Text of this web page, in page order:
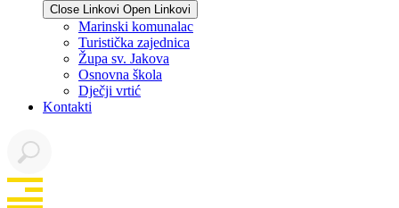
Close Linkovi Open Linkovi
Marinski komunalac
Turistička zajednica
Župa sv. Jakova
Osnovna škola
Dječji vrtić
Kontakti